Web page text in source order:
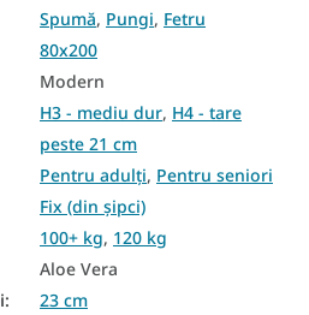
din spumă HR
de hotel
de podea
pentru podea
reversibile
de fermitate
zonale
Spumă, Pungi, Fetru
80x200
Modern
H3 - mediu dur, H4 - tare
peste 21 cm
Pentru adulți, Pentru seniori
Fix (din șipci)
100+ kg, 120 kg
Aloe Vera
: 23 cm